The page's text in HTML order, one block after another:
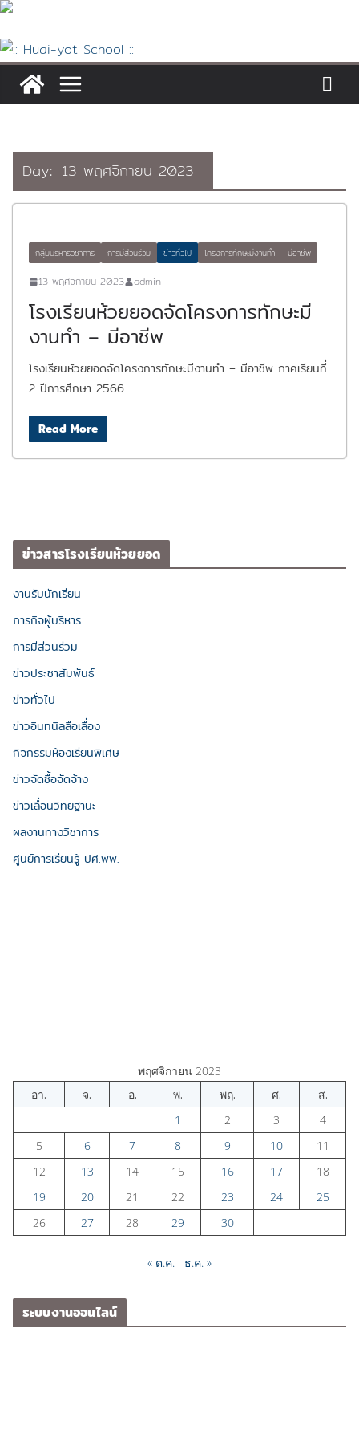
Skip
content
Day: 13 พฤศจิกายน 2023
กลุ่มบริหารวิชาการ การมีส่วนร่วม ข่าวทั่วไป โครงการทักษะมีงานทำ – มีอาชีพ
13 พฤศจิกายน 2023 admin
โรงเรียนห้วยยอดจัดโครงการทักษะมี
งานทำ – มีอาชีพ
โรงเรียนห้วยยอดจัดโครงการทักษะมีงานทำ – มีอาชีพ ภาคเรียนที่
2 ปีการศึกษา 2566
Read More
ข่าวสารโรงเรียนห้วยยอด
งานรับนักเรียน
ภารกิจผู้บริหาร
การมีส่วนร่วม
ข่าวประชาสัมพันธ์
ข่าวทั่วไป
ข่าวอินทนิลลือเลื่อง
กิจกรรมห้องเรียนพิเศษ
ข่าวจัดซื้อจัดจ้าง
ข่าวเลื่อนวิทยฐานะ
ผลงานทางวิชาการ
ศูนย์การเรียนรู้ ปศ.พพ.
พฤศจิกายน 2023
อา.
จ. อ. พ. พฤ. ศ.
ส.
1
2 3
4
5
6 7 8 9 10
11
12
13 14 15 16 17
18
19
20 21 22 23 24
25
26
27 28 29 30
« ต.ค. ธ.ค. »
ระบบงานออนไลน์